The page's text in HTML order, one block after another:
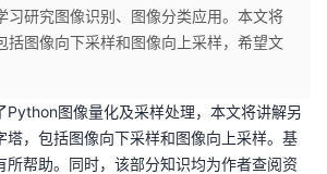
习研究图像识别、图像分类应用。本文将
括图像向下采样和图像向上采样，希望文
Python图像量化及采样处理，本文将讲解另
，包括图像向下采样和图像向上采样。基
所帮助。同时，该部分知识均为作者查阅资